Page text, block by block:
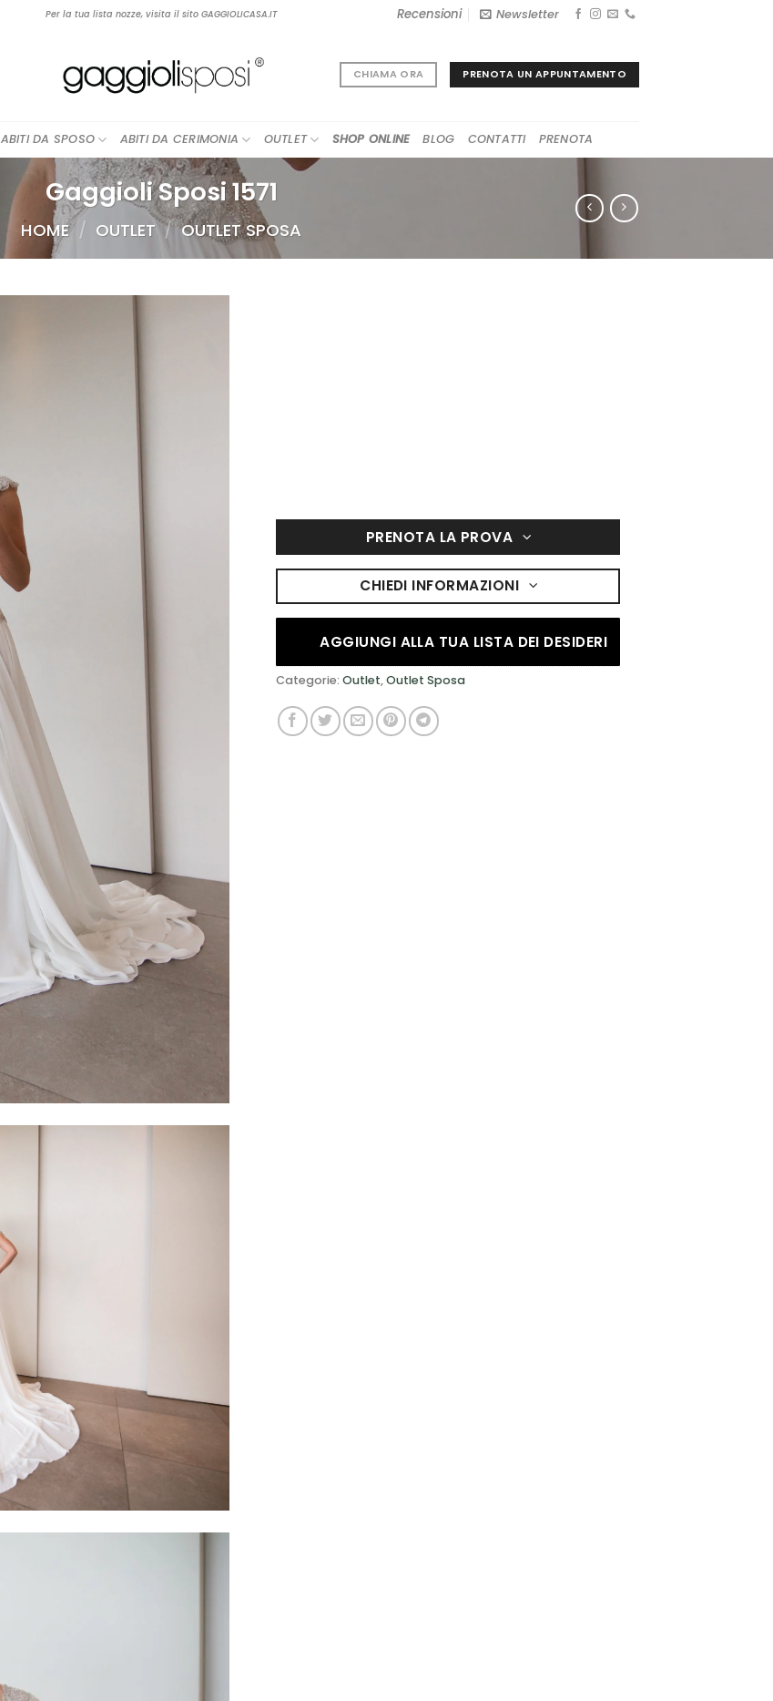
Per la tua lista nozze, visita il sito GAGGIOLICASA.IT Recensioni Newsletter
CHIAMA ORA PRENOTA UN APPUNTAMENTO
ABITI DA SPOSO ABITI DA CERIMONIA OUTLET SHOP ONLINE BLOG CONTATTI PRENOTA
Gaggioli Sposi 1571
HOME / OUTLET / OUTLET SPOSA
PRENOTA LA PROVA
CHIEDI INFORMAZIONI
AGGIUNGI ALLA TUA LISTA DEI DESIDERI
Categorie: Outlet,Outlet Sposa